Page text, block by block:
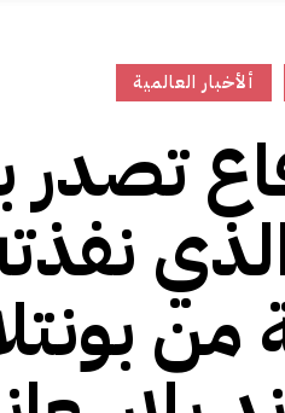
ألأخبار العالمية
من